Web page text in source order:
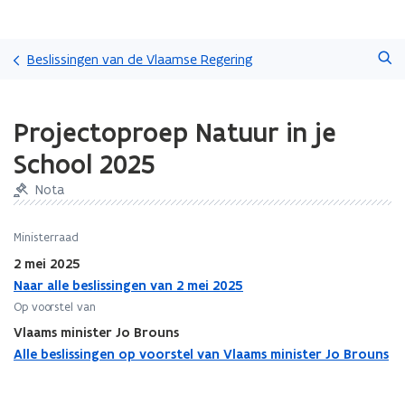
en
naar
gaan
Beslissingen van de Vlaamse Regering
met
laden.
bevindt
zich
Projectoproep
Natuur
School
2025
Projectoproep Natuur in je
School 2025
Nota
Ministerraad
2 mei 2025
Naar alle beslissingen van 2 mei 2025
Op voorstel van
Vlaams minister Jo Brouns
Alle beslissingen op voorstel van Vlaams minister Jo Brouns